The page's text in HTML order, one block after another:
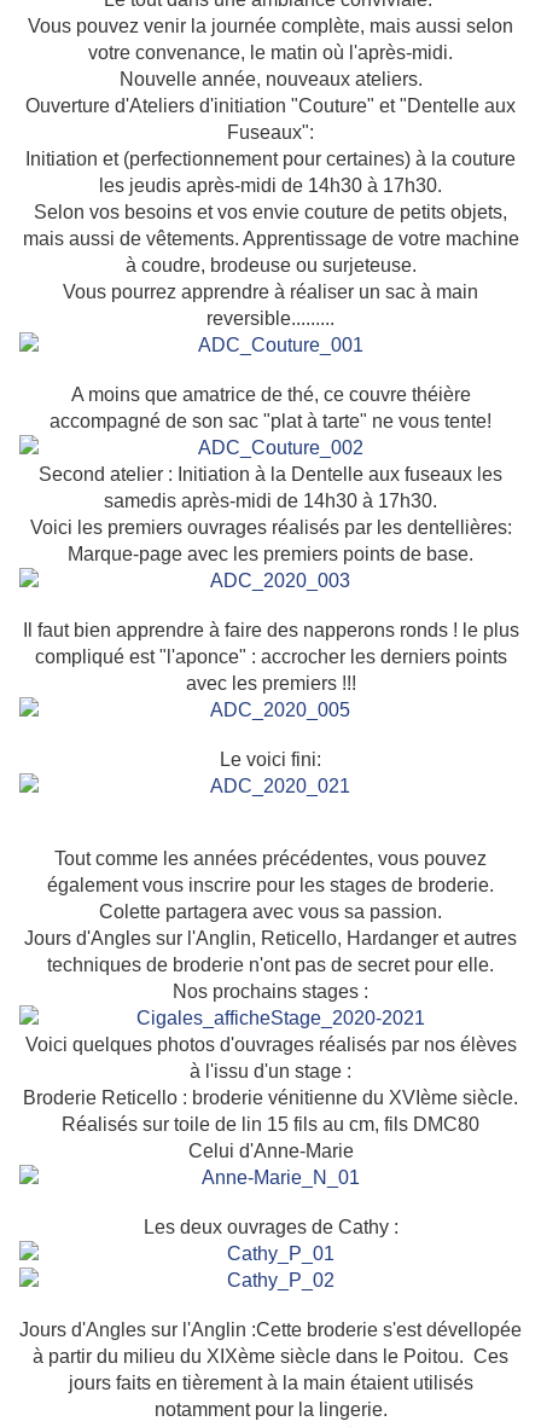
Vous pouvez venir la journée complète, mais aussi selon
votre convenance, le matin où l'après-midi.
Nouvelle année, nouveaux ateliers.
Ouverture d'Ateliers d'initiation "Couture" et "Dentelle aux
Fuseaux":
Initiation et (perfectionnement pour certaines) à la couture
les jeudis après-midi de 14h30 à 17h30.
Selon vos besoins et vos envie couture de petits objets,
mais aussi de vêtements. Apprentissage de votre machine
à coudre, brodeuse ou surjeteuse.
Vous pourrez apprendre à réaliser un sac à main
reversible.........
A moins que amatrice de thé, ce couvre théière
accompagné de son sac "plat à tarte" ne vous tente!
Second atelier : Initiation à la Dentelle aux fuseaux les
samedis après-midi de 14h30 à 17h30.
Voici les premiers ouvrages réalisés par les dentellières:
Marque-page avec les premiers points de base.
Il faut bien apprendre à faire des napperons ronds ! le plus
compliqué est "l'aponce" : accrocher les derniers points
avec les premiers !!!
Le voici fini:
Tout comme les années précédentes, vous pouvez
également vous inscrire pour les stages de broderie.
Colette partagera avec vous sa passion.
Jours d'Angles sur l'Anglin, Reticello, Hardanger et autres
techniques de broderie n'ont pas de secret pour elle.
Nos prochains stages :
Voici quelques photos d'ouvrages réalisés par nos élèves
à l'issu d'un stage :
Broderie Reticello : broderie vénitienne du XVIème siècle.
Réalisés sur toile de lin 15 fils au cm, fils DMC80
Celui d'Anne-Marie
Les deux ouvrages de Cathy :
Jours d'Angles sur l'Anglin :Cette broderie s'est dévellopée
à partir du milieu du XIXème siècle dans le Poitou. Ces
jours faits en tièrement à la main étaient utilisés
notamment pour la lingerie.